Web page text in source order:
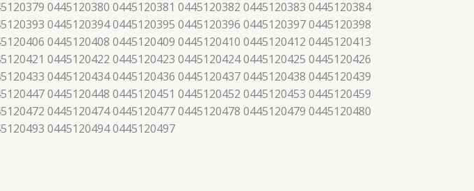
0445120380 0445120381 0445120382 0445120383 0445120384
0445120394 0445120395 0445120396 0445120397 0445120398
0445120408 0445120409 0445120410 0445120412 0445120413
0445120422 0445120423 0445120424 0445120425 0445120426
0445120434 0445120436 0445120437 0445120438 0445120439
0445120448 0445120451 0445120452 0445120453 0445120459
0445120474 0445120477 0445120478 0445120479 0445120480
0445120494 0445120497